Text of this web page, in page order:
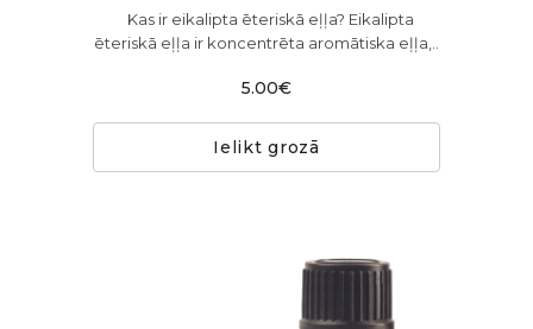
Kas ir eikalipta ēteriskā eļļa? Eikalipta
ēteriskā eļļa ir koncentrēta aromātiska eļļa,..
5.00€
Ielikt grozā